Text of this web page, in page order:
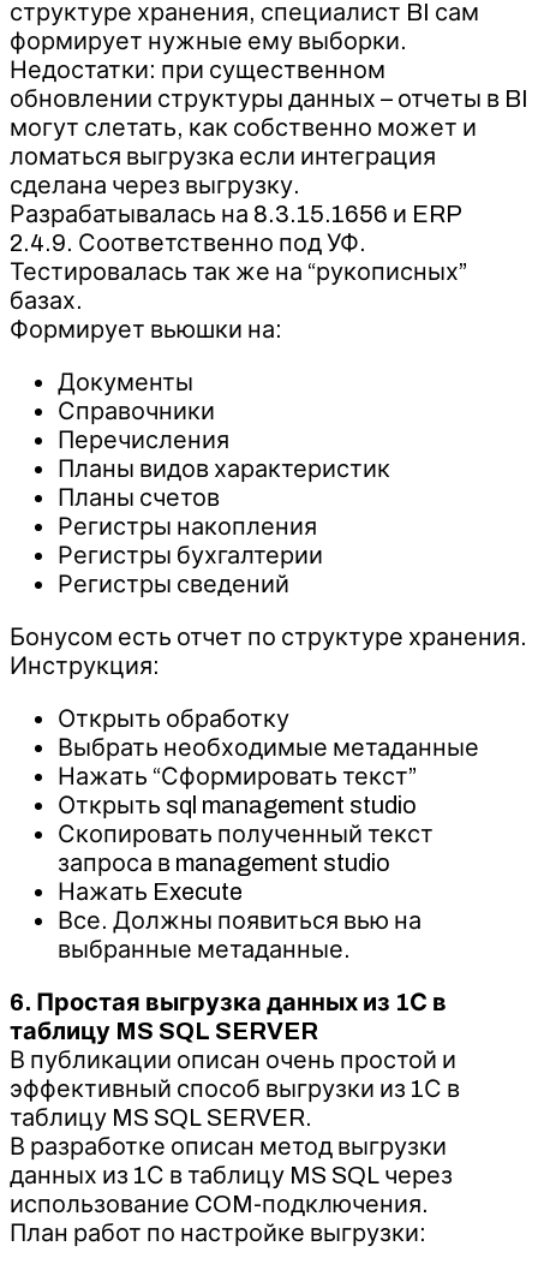
структуре хранения, специалист BI сам
формирует нужные ему выборки.
Недостатки: при существенном
обновлении структуры данных – отчеты в BI
могут слетать, как собственно может и
ломаться выгрузка если интеграция
сделана через выгрузку.
Разрабатывалась на 8.3.15.1656 и ERP
2.4.9. Соответственно под УФ.
Тестировалась так же на “рукописных”
базах.
Формирует вьюшки на:
Документы
Справочники
Перечисления
Планы видов характеристик
Планы счетов
Регистры накопления
Регистры бухгалтерии
Регистры сведений
Бонусом есть отчет по структуре хранения.
Инструкция:
Открыть обработку
Выбрать необходимые метаданные
Нажать “Сформировать текст”
Открыть sql management studio
Скопировать полученный текст
запроса в management studio
Нажать Execute
Все. Должны появиться вью на
выбранные метаданные.
6. Простая выгрузка данных из 1С в
таблицу MS SQL SERVER
В публикации описан очень простой и
эффективный способ выгрузки из 1С в
таблицу MS SQL SERVER.
В разработке описан метод выгрузки
данных из 1С в таблицу MS SQL через
использование COM-подключения.
План работ по настройке выгрузки: